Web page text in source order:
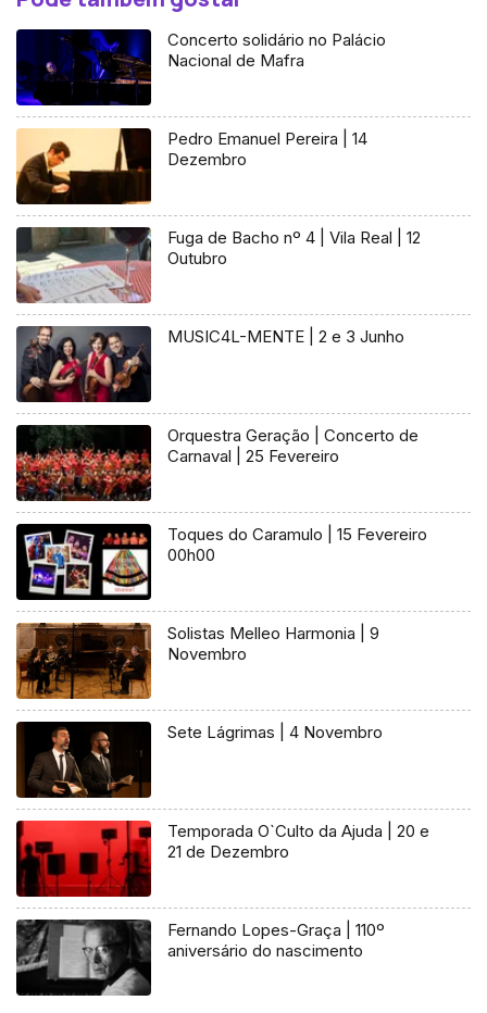
Concerto solidário no Palácio
Nacional de Mafra
Pedro Emanuel Pereira | 14
Dezembro
Fuga de Bacho nº 4 | Vila Real | 12
Outubro
MUSIC4L-MENTE | 2 e 3 Junho
Orquestra Geração | Concerto de
Carnaval | 25 Fevereiro
Toques do Caramulo | 15 Fevereiro
00h00
Solistas Melleo Harmonia | 9
Novembro
Sete Lágrimas | 4 Novembro
Temporada O`Culto da Ajuda | 20 e
21 de Dezembro
Fernando Lopes-Graça | 110º
aniversário do nascimento